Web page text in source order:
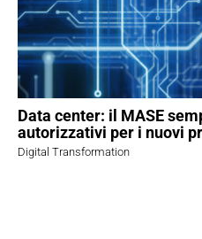
Data center: il MASE
autorizzativi per i nuovi
Digital Transformation